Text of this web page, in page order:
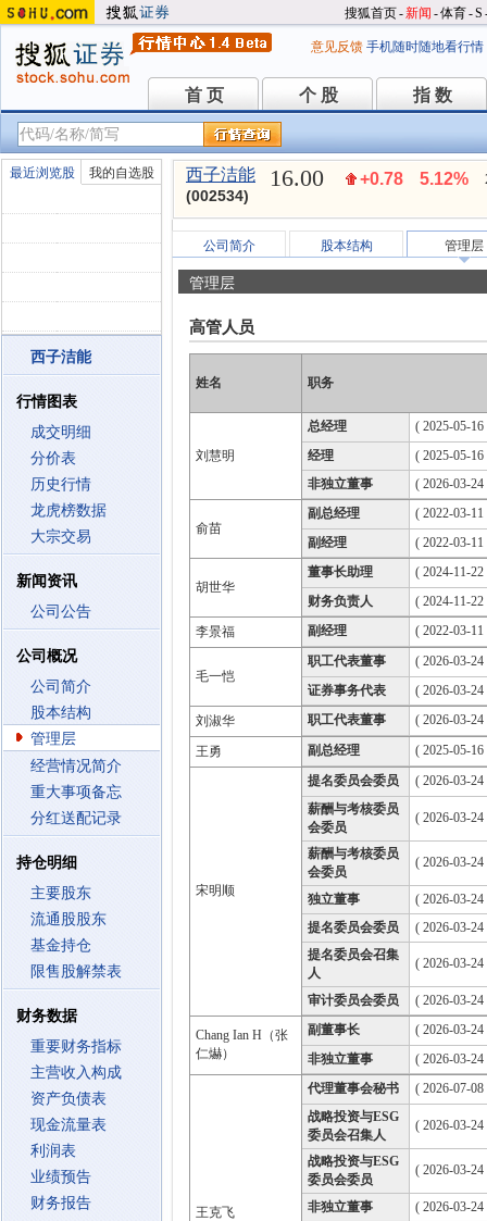
搜狐首页-新闻 -体育-S
意见反馈 手机随时随地看行情
首 页
首 页 个 股
个 股 指 数
指 数
最近浏览股 我的自选股
西子洁能
行情图表
成交明细
分价表
历史行情
龙虎榜数据
大宗交易
新闻资讯
公司公告
公司概况
公司简介
股本结构
管理层
经营情况简介
重大事项备忘
分红送配记录
持仓明细
主要股东
流通股股东
基金持仓
限售股解禁表
财务数据
重要财务指标
主营收入构成
资产负债表
现金流量表
利润表
业绩预告
财务报告
西子洁能
(002534)
16.00 +0.78 5.12%
公司简介 股本结构 管理层
管理层
高管人员
姓名 职务
刘慧明
总经理
( 2025-05-
经理
( 2025-05-
非独立董事
( 2026-03-
俞苗
副总经理
( 2022-03-
副经理
( 2022-03-
胡世华
董事长助理
( 2024-11-
财务负责人
( 2024-11-
李景福
副经理 ( 2022-03-
毛一恺
职工代表董事
( 2026-03-
证券事务代表
( 2026-03-
刘淑华
职工代表董事 ( 2026-03-
王勇 副总经理 ( 2025-05-
宋明顺
提名委员会委员
( 2026-03-
薪酬与考核委员
会委员
( 2026-03-
薪酬与考核委员
会委员
( 2026-03-
独立董事
( 2026-03-
提名委员会委员
( 2026-03-
提名委员会召集
人
( 2026-03-
审计委员会委员 ( 2026-03-
Chang Ian H（张
仁爀）
副董事长
( 2026-03-
非独立董事
( 2026-03-
王克飞
代理董事会秘书
( 2026-07-
战略投资与ESG
委员会召集人
( 2026-03-
战略投资与ESG
委员会委员
( 2026-03-
非独立董事
( 2026-03-